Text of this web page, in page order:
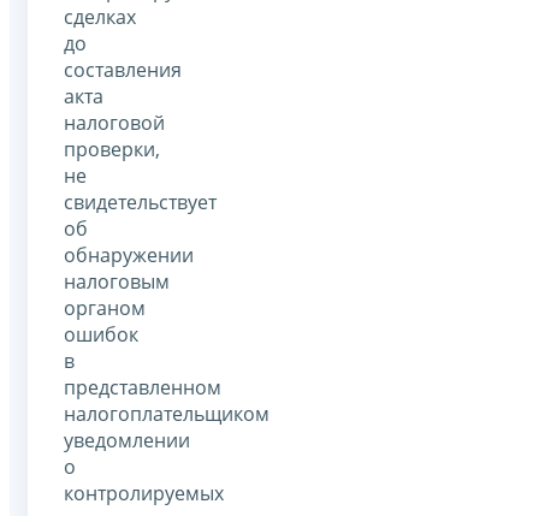
сделках
до
составления
акта
налоговой
проверки,
не
свидетельствует
об
обнаружении
налоговым
органом
ошибок
в
представленном
налогоплательщиком
уведомлении
о
контролируемых